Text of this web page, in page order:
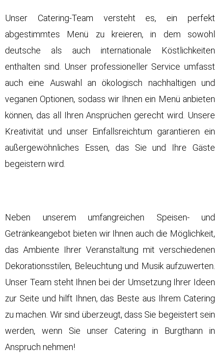
Unser Catering-Team versteht es, ein perfekt
abgestimmtes Menü zu kreieren, in dem sowohl
deutsche als auch internationale Köstlichkeiten
enthalten sind. Unser professioneller Service umfasst
auch eine Auswahl an ökologisch nachhaltigen und
veganen Optionen, sodass wir Ihnen ein Menü anbieten
können, das all Ihren Ansprüchen gerecht wird. Unsere
Kreativität und unser Einfallsreichtum garantieren ein
außergewöhnliches Essen, das Sie und Ihre Gäste
begeistern wird.
Neben unserem umfangreichen Speisen- und
Getränkeangebot bieten wir Ihnen auch die Möglichkeit,
das Ambiente Ihrer Veranstaltung mit verschiedenen
Dekorationsstilen, Beleuchtung und Musik aufzuwerten.
Unser Team steht Ihnen bei der Umsetzung Ihrer Ideen
zur Seite und hilft Ihnen, das Beste aus Ihrem Catering
zu machen. Wir sind überzeugt, dass Sie begeistert sein
werden, wenn Sie unser Catering in Burgthann in
Anspruch nehmen!